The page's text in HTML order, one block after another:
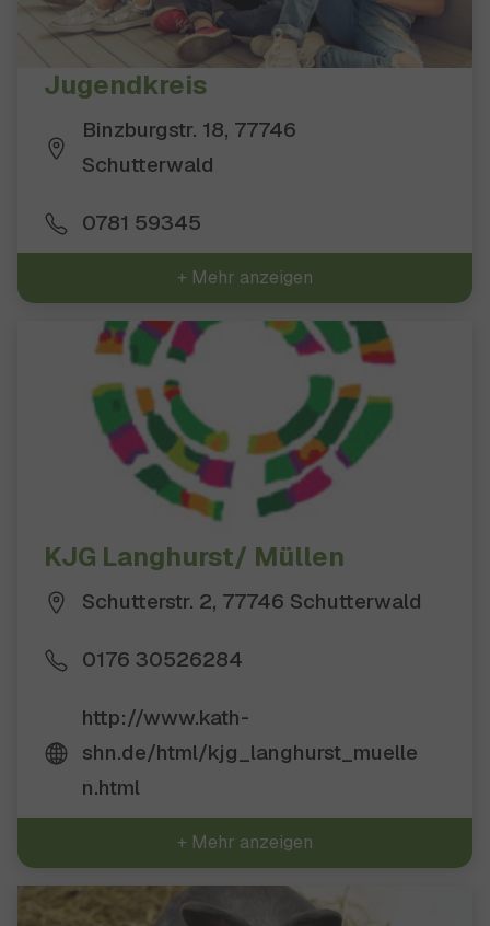
Jugendkreis
Binzburgstr. 18, 77746
Schutterwald
0781 59345
+ Mehr anzeigen
KJG Langhurst/ Müllen
Schutterstr. 2, 77746 Schutterwald
0176 30526284
http://www.kath-
shn.de/html/kjg_langhurst_muelle
n.html
+ Mehr anzeigen